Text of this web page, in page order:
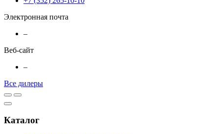
Электронная почта
–
Веб-сайт
–
Все дилеры
Каталог